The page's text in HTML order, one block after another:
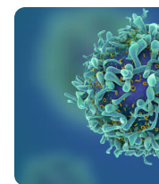
Как ученые
Цена ошибки
Ключевые